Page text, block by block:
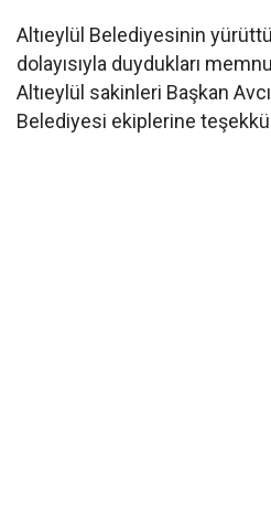
Altıeylül Belediyesinin
dolayısıyla duydukları
Altıeylül sakinleri Başkan
Belediyesi ekiplerine